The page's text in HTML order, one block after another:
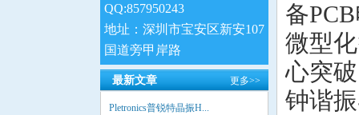
QQ:857950243
地址：深圳市宝安区新安107
国道旁甲岸路
最新文章 更多>>
Pletronics普锐特晶振H...
备
微型
心突
钟谐